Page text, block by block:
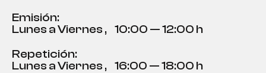
Emisión:
Lunes a Viernes , 10:00 — 12:00 h
Repetición:
Lunes a Viernes , 16:00 — 18:00 h